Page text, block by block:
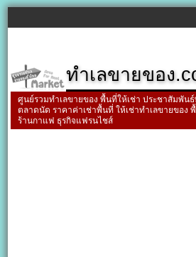
ทำเลขายของ
ศูนย์รวมทำเลขายของ พื้นที่ให้เช่า ประชาสัมพัน
ตลาดนัด ราคาค่าเช่าพื้นที่ ให้เช่าทำเลขายของ
ร้านกาแฟ ธุรกิจแฟรนไชส์